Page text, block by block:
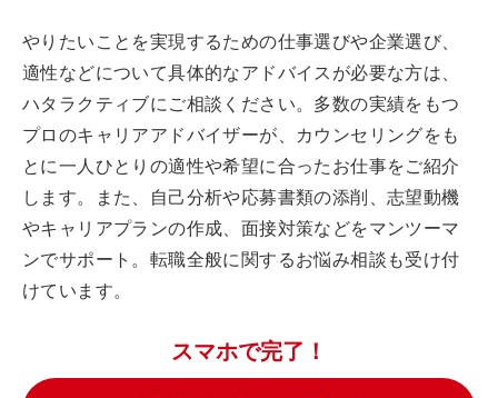
やりたいことを実現するための仕事選びや企業選び、
適性などについて具体的なアドバイスが必要な方は、
ハタラクティブにご相談ください。多数の実績をもつ
プロのキャリアアドバイザーが、カウンセリングをも
とに一人ひとりの適性や希望に合ったお仕事をご紹介
します。また、自己分析や応募書類の添削、志望動機
やキャリアプランの作成、面接対策などをマンツーマ
ンでサポート。転職全般に関するお悩み相談も受け付
けています。
スマホで完了！